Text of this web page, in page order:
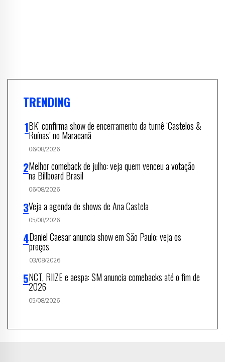
TRENDING
BK’ confirma show de encerramento da turnê ‘Castelos &
Ruínas’ no Maracanã
06/08/2026
Melhor comeback de julho: veja quem venceu a votação
na Billboard Brasil
06/08/2026
Veja a agenda de shows de Ana Castela
05/08/2026
Daniel Caesar anuncia show em São Paulo; veja os
preços
03/08/2026
NCT, RIIZE e aespa: SM anuncia comebacks até o fim de
2026
05/08/2026